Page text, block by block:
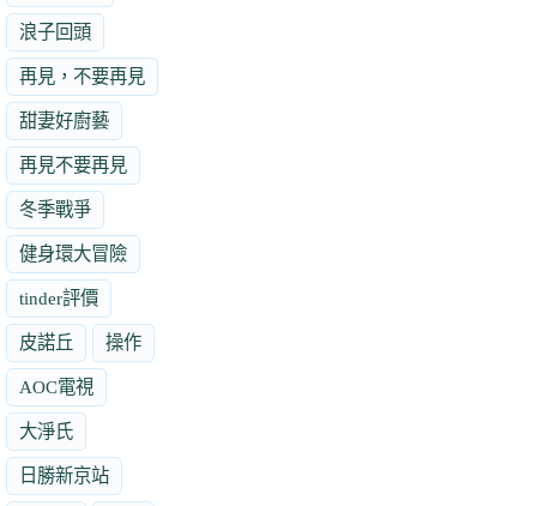
浪子回頭
再見，不要再見
甜妻好廚藝
再見不要再見
冬季戰爭
健身環大冒險
tinder評價
皮諾丘 操作
AOC電視
大淨氏
日勝新京站